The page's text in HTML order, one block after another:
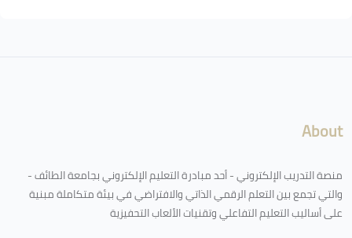
About
منصة التدريب الإلكتروني - أحد مبادرة التعليم الإلكتروني بجامعة الطائف -
والتي تجمع بين التعلم الرقمي الذاتي والافتراضي في بيئة متكاملة مبنية
على أساليب التعليم التفاعلي وتقنيات الألعاب التحفيزية